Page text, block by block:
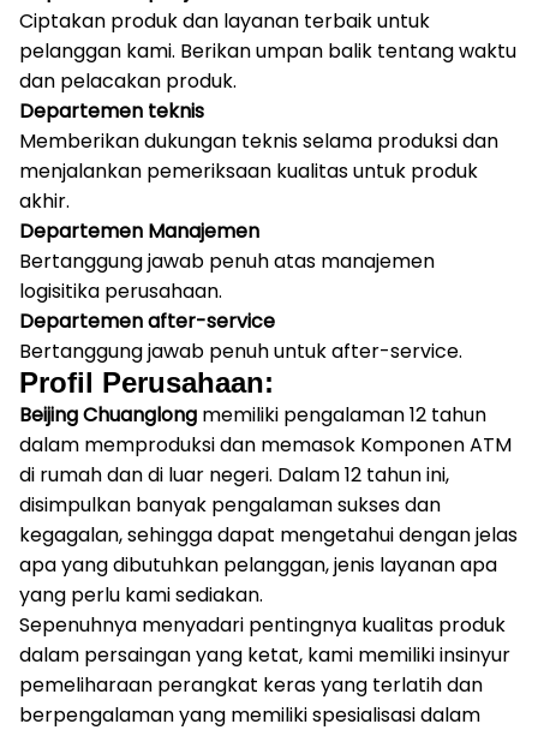
Ciptakan produk dan layanan terbaik untuk
pelanggan kami. Berikan umpan balik tentang waktu
dan pelacakan produk.
Departemen teknis
Memberikan dukungan teknis selama produksi dan
menjalankan pemeriksaan kualitas untuk produk
akhir.
Departemen Manajemen
Bertanggung jawab penuh atas manajemen
logisitika perusahaan.
Departemen after-service
Bertanggung jawab penuh untuk after-service.
Profil Perusahaan:
Beijing Chuanglong memiliki pengalaman 12 tahun
dalam memproduksi dan memasok Komponen ATM
di rumah dan di luar negeri. Dalam 12 tahun ini,
disimpulkan banyak pengalaman sukses dan
kegagalan, sehingga dapat mengetahui dengan jelas
apa yang dibutuhkan pelanggan, jenis layanan apa
yang perlu kami sediakan.
Sepenuhnya menyadari pentingnya kualitas produk
dalam persaingan yang ketat, kami memiliki insinyur
pemeliharaan perangkat keras yang terlatih dan
berpengalaman yang memiliki spesialisasi dalam